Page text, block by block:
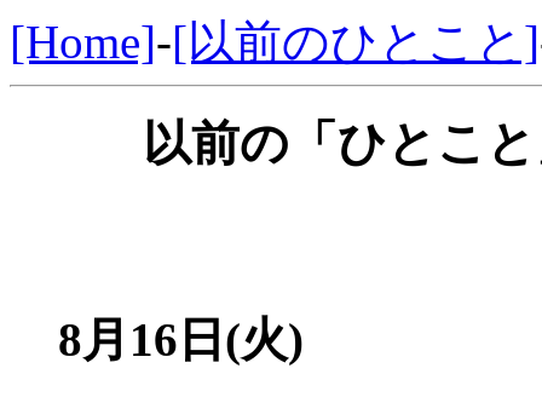
[Home]-[以前のひとこと]
以前の「ひとこ
8月16日(火)